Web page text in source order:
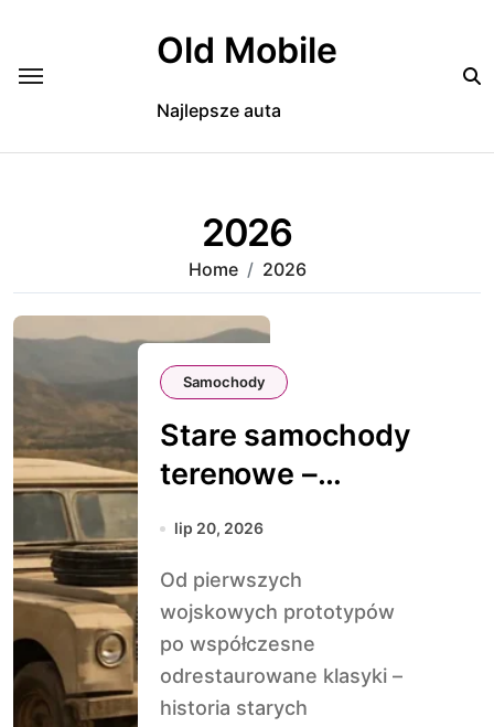
Old Mobile
Najlepsze auta
2026
Home 2026
Samochody
Stare samochody
terenowe –
historia 4×4
lip 20, 2026
Od pierwszych
wojskowych prototypów
po współczesne
odrestaurowane klasyki –
historia starych